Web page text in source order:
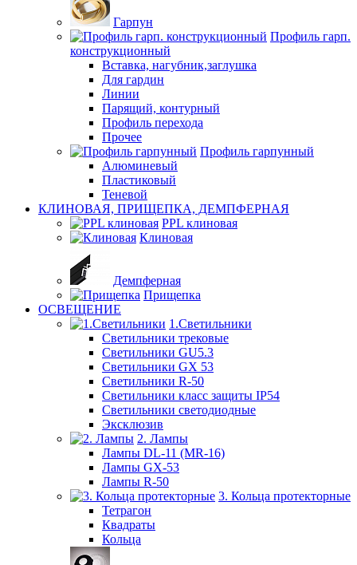
Гарпун
Профиль гарп.
конструкционный
Вставка, нагубник,заглушка
Для гардин
Линии
Парящий, контурный
Профиль перехода
Прочее
Профиль гарпунный
Алюминевый
Пластиковый
Теневой
КЛИНОВАЯ, ПРИЩЕПКА, ДЕМПФЕРНАЯ
PPL клиновая
Клиновая
Демпферная
Прищепка
ОСВЕЩЕНИЕ
1.Светильники
Светильники трековые
Светильники GU5.3
Светильники GX 53
Светильники R-50
Светильники класс защиты IP54
Светильники светодиодные
Эксклюзив
2. Лампы
Лампы DL-11 (MR-16)
Лампы GX-53
Лампы R-50
3. Кольца протекторные
Тетрагон
Квадраты
Кольца